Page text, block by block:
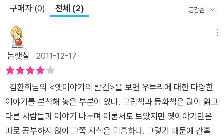
니다. 또한 살아 움직이는 듯한 여러 인물들은 이야기의 긴장감을
더욱 높여 줍니다. 인물 하나하나에 말을 걸고, 그림 하나하나에
이야기를 담으려 한 작가의 오랜 노력이 빛을 발하는 작품입니다.
구매자 (0) 전체 (2)
봄햇살 2011-12-17
김환희님의 <옛이야기의 발견>을 보면 우투리에 대한 다양한
이야기를 분석해 놓은 부분이 있다. 그림책과 동화책은 많이 읽고
다른 사람들과 이야기 나누며 이론서도 보았지만 옛이야기만은
따로 공부하지 않아 그쪽 지식은 미흡하다. 그렇기 때문에 간혹